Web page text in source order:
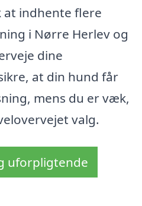
at indhente flere
i Nørre Herlev og
dine
at din hund får
mens du er væk,
valg.
uforpligtende